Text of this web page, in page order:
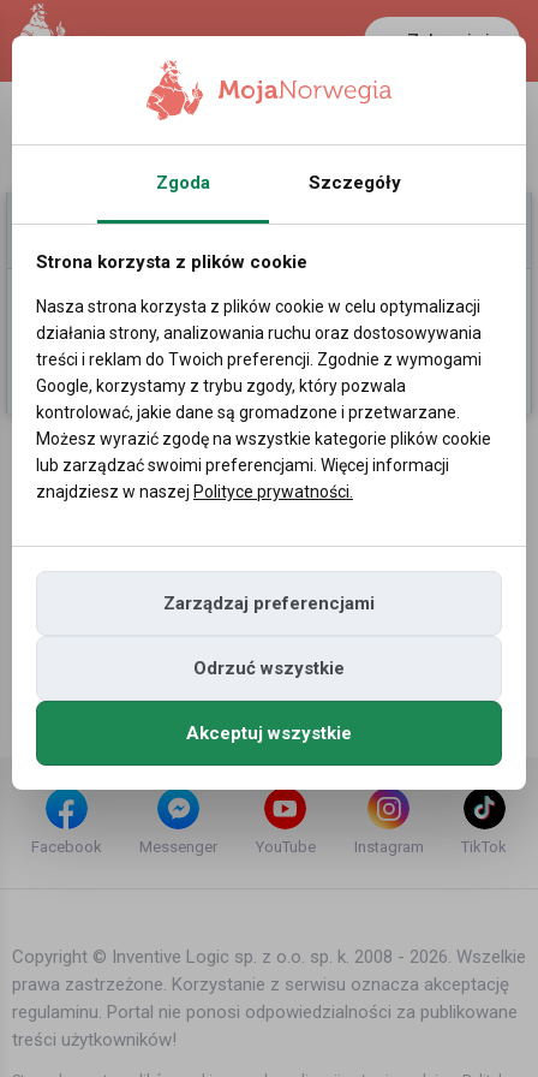
Zaloguj się
LANCASTER
26.5 °C 0.386 PLN
Moje Ogłoszenia Pomoc
Dodaj
Sortowanie losowe
Ogłoszenia w Oslo, okręg miasta
Facebook Messenger YouTube Instagram TikTok
Copyright © Inventive Logic sp. z o.o. sp. k. 2008 - 2026. Wszelkie
prawa zastrzeżone. Korzystanie z serwisu oznacza akceptację
regulaminu. Portal nie ponosi odpowiedzialności za publikowane
treści użytkowników!
Zgoda Szczegóły
Strona korzysta z plików cookie
Nasza strona korzysta z plików cookie w celu optymalizacji
działania strony, analizowania ruchu oraz dostosowywania
treści i reklam do Twoich preferencji. Zgodnie z wymogami
Google, korzystamy z trybu zgody, który pozwala
kontrolować, jakie dane są gromadzone i przetwarzane.
Możesz wyrazić zgodę na wszystkie kategorie plików cookie
lub zarządzać swoimi preferencjami. Więcej informacji
znajdziesz w naszej Polityce prywatności.
Zarządzaj preferencjami
Odrzuć wszystkie
Akceptuj wszystkie